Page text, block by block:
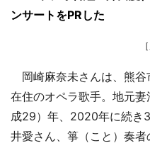
ンサートをPRした
岡崎麻奈未さんは、熊谷
在住のオペラ歌手。地元
成29）年、2020年に続き
井愛さん、箏（こと）奏